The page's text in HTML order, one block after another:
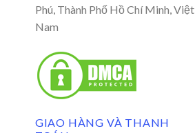
Phú, Thành Phố Hồ Chí Minh, Việt
Nam
GIAO HÀNG VÀ THANH